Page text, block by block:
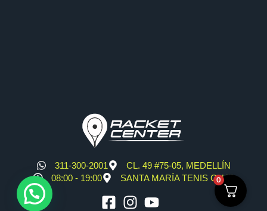
311-300-2001
CL. 49 #75-05, MEDELLÍN
08:00 - 19:00
SANTA MARÍA TENIS CLUB
0